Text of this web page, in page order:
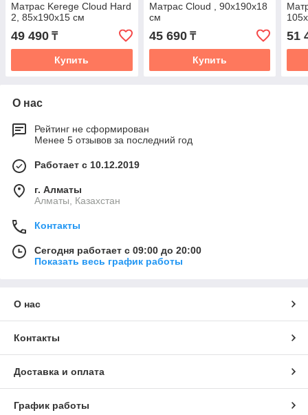
Матрас Kerege Cloud Hard
2, 85x190x15 см
49 490 ₸
Купить
Матрас Cloud , 90x190x18
см
45 690₸
Купить
51
О нас
Рейтинг не сформирован
Менее 5 отзывов за последний год
Работает с 10.12.2019
г. Алматы
Алматы, Казахстан
Контакты
Сегодня работает с 09:00 до 20:00
Показать весь график работы
О нас
Контакты
Доставка и оплата
График работы